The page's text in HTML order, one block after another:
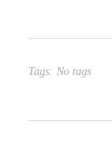
Tags: No tags